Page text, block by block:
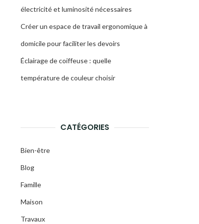
électricité et luminosité nécessaires
Créer un espace de travail ergonomique à
domicile pour faciliter les devoirs
Éclairage de coiffeuse : quelle
température de couleur choisir
CATÉGORIES
Bien-être
Blog
Famille
Maison
Travaux